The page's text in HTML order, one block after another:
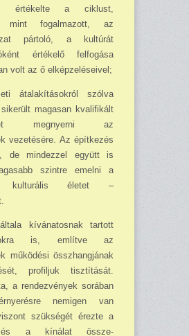
értékelte a ciklust,
mint fogalmazott, az
pártoló, a kultúrát
értékelő felfogása
volt az ő el­képzeléseivel;
átalakításokról szólva
magasan kvalifikált
megnyerni az
vezetésére. Az építkezés
de mindezzel együtt is
szintre emelni a
kulturális életet –
kívánatosnak tartott
is, említve az
működési összhangjának
profiljuk tisztítását.
a rendezvények sorában
nemigen van
szükségét érezte a
és a kínálat össze­